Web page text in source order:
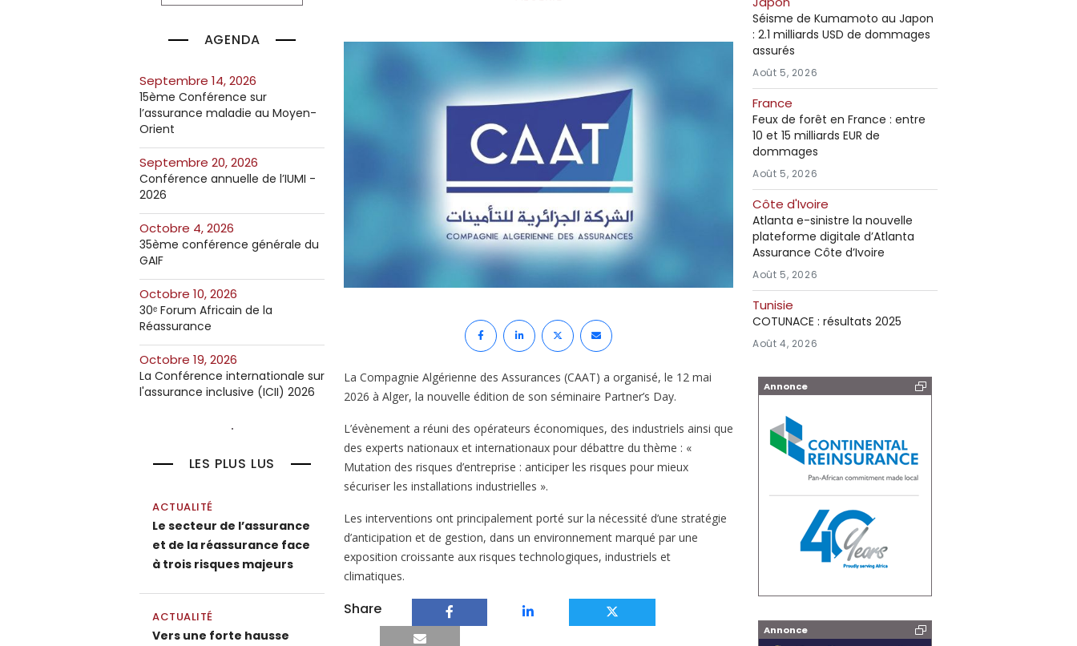
AGENDA
septembre 14, 2026
15ème Conférence sur
l’assurance maladie au Moyen-
Orient
septembre 20, 2026
Conférence annuelle de l’IUMI -
2026
octobre 4, 2026
35ème conférence générale du
GAIF
octobre 10, 2026
30ᵉ Forum Africain de la
Réassurance
octobre 19, 2026
La Conférence internationale sur
l'assurance inclusive (ICII) 2026
LES PLUS LUS
ACTUALITÉ
Le secteur de l’assurance
et de la réassurance face
à trois risques majeurs
ACTUALITÉ
Vers une forte hausse
La Compagnie Algérienne des Assurances (CAAT) a organisé, le 12 mai
2026 à Alger, la nouvelle édition de son séminaire Partner’s Day.
L’évènement a réuni des opérateurs économiques, des industriels ainsi que
des experts nationaux et internationaux pour débattre du thème : «
Mutation des risques d’entreprise : anticiper les risques pour mieux
sécuriser les installations industrielles ».
Les interventions ont principalement porté sur la nécessité d’une stratégie
d’anticipation et de gestion, dans un environnement marqué par une
exposition croissante aux risques technologiques, industriels et
climatiques.
Share
Séisme de Kumamoto au Japon
: 2.1 milliards USD de dommages
assurés
Août 5, 2026
France
Feux de forêt en France : entre
10 et 15 milliards EUR de
dommages
Août 5, 2026
Côte d'Ivoire
Atlanta e-sinistre la nouvelle
plateforme digitale d’Atlanta
Assurance Côte d’Ivoire
Août 5, 2026
Tunisie
COTUNACE : résultats 2025
Août 4, 2026
Annonce
Annonce